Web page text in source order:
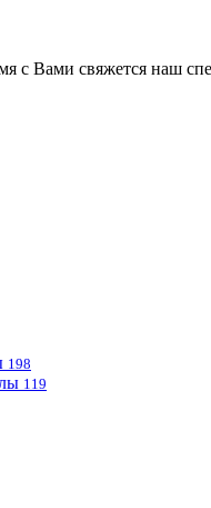
с Вами свяжется наш
198
119